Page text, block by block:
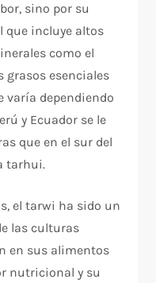
sino por su
que incluye altos
como el
grasos esenciales
varía dependiendo
y Ecuador se le
que en el sur del
tarhui.
el tarwi ha sido un
las culturas
en sus alimentos
nutricional y su